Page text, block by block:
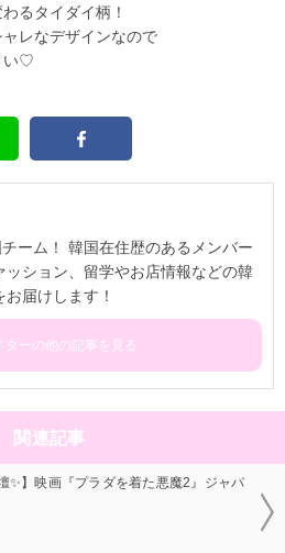
るタイダイ柄！
レなデザインなので
い♡
ーム！ 韓国在住歴のあるメンバー
ッション、留学やお店情報などの韓
お届けします！
ターの他の記事を見る
関連記事
✨】映画『プラダを着た悪魔2』ジャパ